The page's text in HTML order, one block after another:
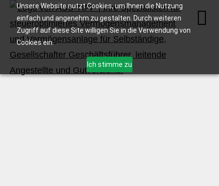
Unsere Website nutzt Cookies, um Ihnen die Nutzung
einfach und angenehm zu gestalten. Durch weiteren
Zugriff auf diese Site willigen Sie in die Verwendung von
Cookies ein.
Ich stimme zu